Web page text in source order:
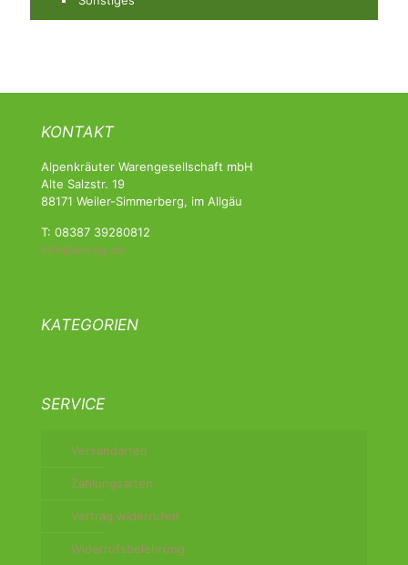
KONTAKT
Alpenkräuter Warengesellschaft mbH
Alte Salzstr. 19
88171 Weiler-Simmerberg, im Allgäu
T: 08387 39280812
info@alwag.de
KATEGORIEN
SERVICE
Versandarten
Zahlungsarten
Vertrag widerrufen
Widerrufsbelehrung